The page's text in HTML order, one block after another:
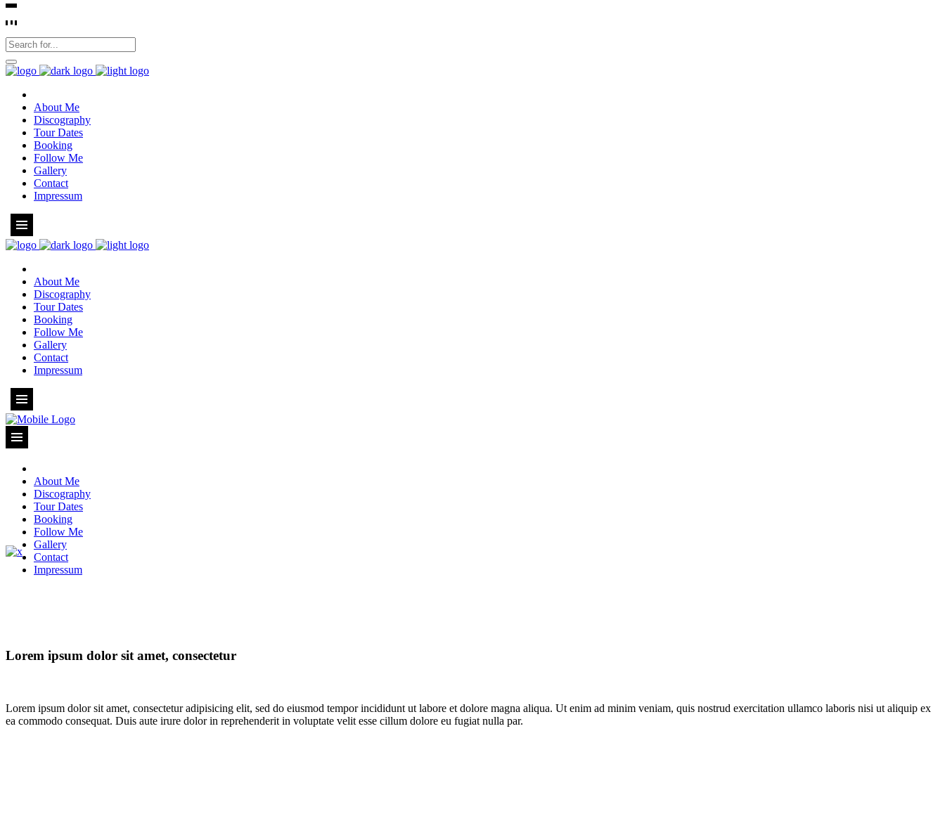
About Me
Discography
Tour Dates
Booking
Follow Me
Gallery
Contact
Impressum
About Me
Discography
Tour Dates
Booking
Follow Me
Gallery
Contact
Impressum
About Me
Discography
Tour Dates
Booking
Follow Me
Gallery
Contact
Impressum
Lorem ipsum dolor sit amet, consectetur
Lorem ipsum dolor sit amet, consectetur adipisicing elit, sed do eiusmod tempor incididunt ut labore et dolore magna aliqua. Ut enim ad minim veniam, quis nostrud exercitation ullamco laboris nisi ut aliquip ex
ea commodo consequat. Duis aute irure dolor in reprehenderit in voluptate velit esse cillum dolore eu fugiat nulla par.